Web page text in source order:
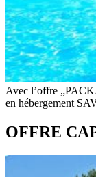
Avec l’offre
en hébergement
OFFRE